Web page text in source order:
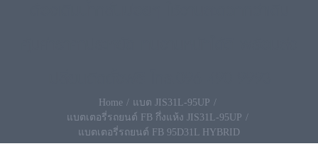
Home
แบต JIS31L-95UP
แบตเตอรี่รถยนต์ FB กึ่งแห้ง JIS31L-95UP
แบตเตอรี่รถยนต์ FB 95D31L HYBRID